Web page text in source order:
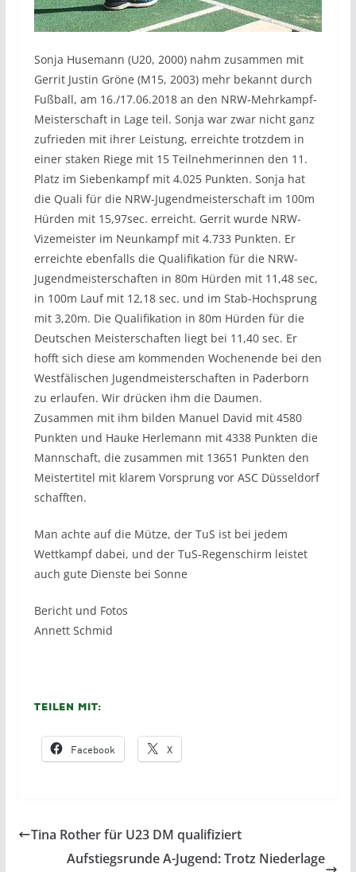
Sonja Husemann (U20, 2000) nahm zusammen mit
Gerrit Justin Gröne (M15, 2003) mehr bekannt durch
Fußball, am 16./17.06.2018 an den NRW-Mehrkampf-
Meisterschaft in Lage teil. Sonja war zwar nicht ganz
zufrieden mit ihrer Leistung, erreichte trotzdem in
einer staken Riege mit 15 Teilnehmerinnen den 11.
Platz im Siebenkampf mit 4.025 Punkten. Sonja hat
die Quali für die NRW-Jugendmeisterschaft im 100m
Hürden mit 15,97sec. erreicht. Gerrit wurde NRW-
Vizemeister im Neunkampf mit 4.733 Punkten. Er
erreichte ebenfalls die Qualifikation für die NRW-
Jugendmeisterschaften in 80m Hürden mit 11,48 sec,
in 100m Lauf mit 12,18 sec. und im Stab-Hochsprung
mit 3,20m. Die Qualifikation in 80m Hürden für die
Deutschen Meisterschaften liegt bei 11,40 sec. Er
hofft sich diese am kommenden Wochenende bei den
Westfälischen Jugendmeisterschaften in Paderborn
zu erlaufen. Wir drücken ihm die Daumen.
Zusammen mit ihm bilden Manuel David mit 4580
Punkten und Hauke Herlemann mit 4338 Punkten die
Mannschaft, die zusammen mit 13651 Punkten den
Meistertitel mit klarem Vorsprung vor ASC Düsseldorf
schafften.
Man achte auf die Mütze, der TuS ist bei jedem
Wettkampf dabei, und der TuS-Regenschirm leistet
auch gute Dienste bei Sonne
Bericht und Fotos
Annett Schmid
Teilen mit:
Facebook X
Tina Rother für U23 DM qualifiziert
Aufstiegsrunde A-Jugend: Trotz Niederlage